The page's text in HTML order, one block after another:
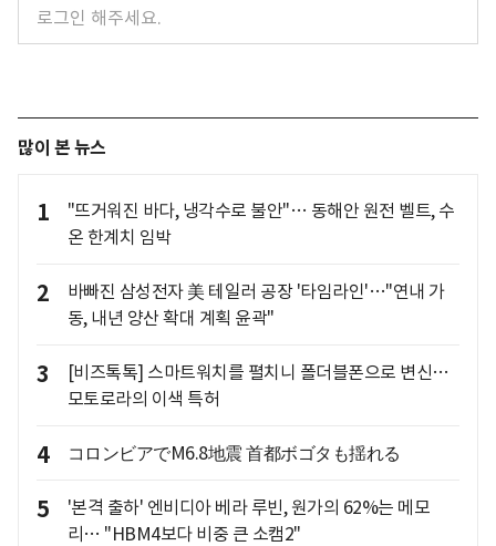
많이 본 뉴스
1
"뜨거워진 바다, 냉각수로 불안"… 동해안 원전 벨트, 수
온 한계치 임박
2
바빠진 삼성전자 美 테일러 공장 '타임라인'…"연내 가
동, 내년 양산 확대 계획 윤곽"
3
[비즈톡톡] 스마트워치를 펼치니 폴더블폰으로 변신…
모토로라의 이색 특허
4 コロンビアでM6.8地震 首都ボゴタも揺れる
5
'본격 출하' 엔비디아 베라 루빈, 원가의 62%는 메모
리… "HBM4보다 비중 큰 소캠2"